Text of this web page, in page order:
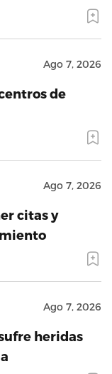
Ago 7, 2026
de
Ago 7, 2026
citas y
Ago 7, 2026
heridas